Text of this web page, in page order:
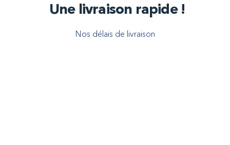
Une livraison rapide !
Nos délais de livraison